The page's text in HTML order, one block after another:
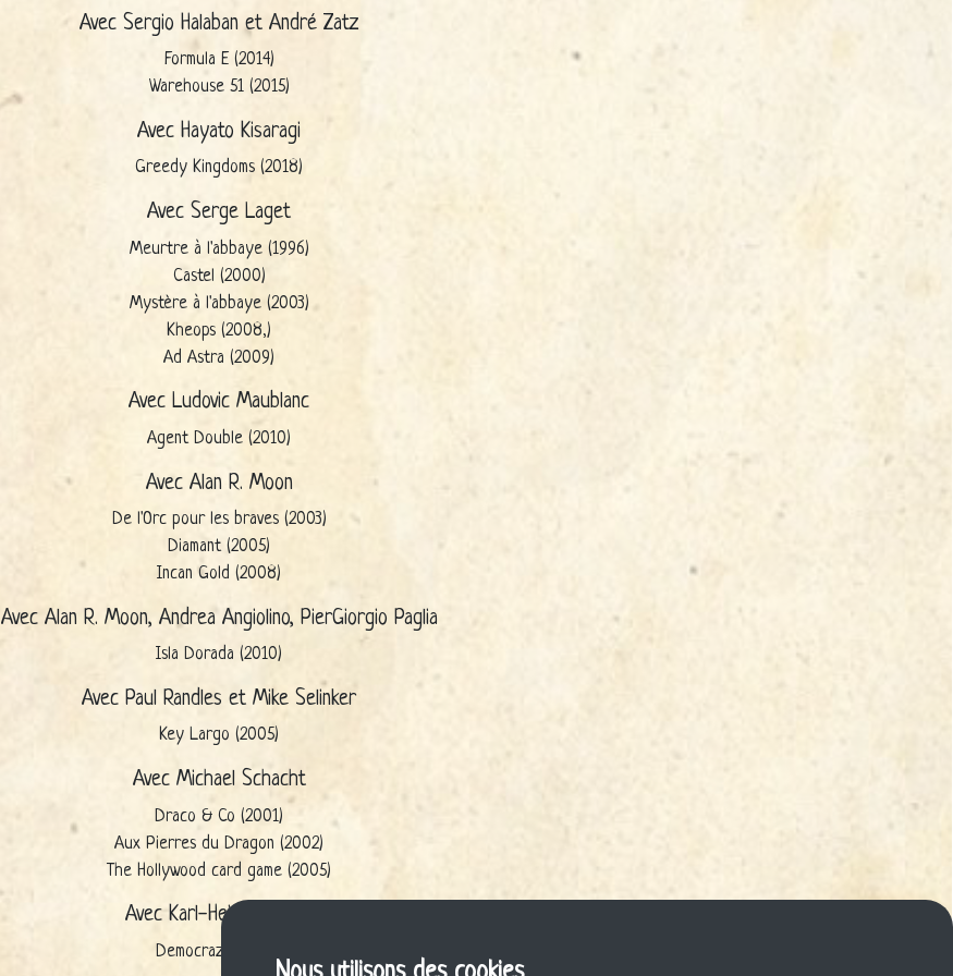
Avec Sergio Halaban et André Zatz
Formula E (2014)
Warehouse 51 (2015)
Avec Hayato Kisaragi
Greedy Kingdoms (2018)
Avec Serge Laget
Meurtre à l'abbaye (1996)
Castel (2000)
Mystère à l'abbaye (2003)
Kheops (2008,)
Ad Astra (2009)
Avec Ludovic Maublanc
Agent Double (2010)
Avec Alan R. Moon
De l'Orc pour les braves (2003)
Diamant (2005)
Incan Gold (2008)
Avec Alan R. Moon, Andrea Angiolino, PierGiorgio Paglia
Isla Dorada (2010)
Avec Paul Randles et Mike Selinker
Key Largo (2005)
Avec Michael Schacht
Draco & Co (2001)
Aux Pierres du Dragon (2002)
The Hollywood card game (2005)
Avec Karl-Heinz Schmiel
Democrazy (2000)